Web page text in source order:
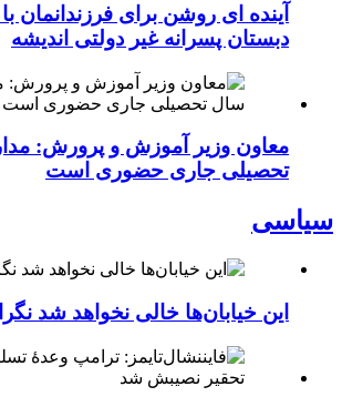
آینده ای روشن برای فرزندانمان
دبستان پسرانه غیر دولتی اندیشه
معاون وزیر آموزش و پرورش:
تحصیلی جاری حضوری است
سیاسی
این خیابان‌ها خالی نخواهد شد